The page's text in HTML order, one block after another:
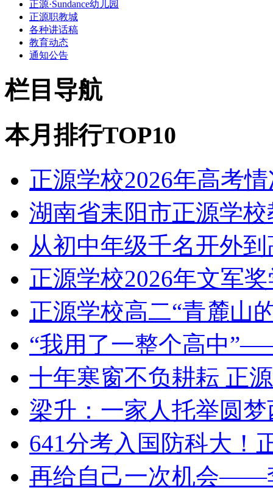
正源·Sundance幼儿园
正源职教城
各种讲话稿
教育动态
通知公告
栏目导航
本月排行TOP10
正源学校2026年高考
湖南省耒阳市正源学
从初中年级千名开外
正源学校2026年文军
正源学校高二“青麓山
“我用了一整个高中
十年寒窗不负耕耘 正
梁升：一家人托举圆
641分考入国防科大！
再给自己一次机会